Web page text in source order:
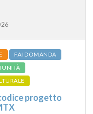
FAI DOMANDA
codice progetto